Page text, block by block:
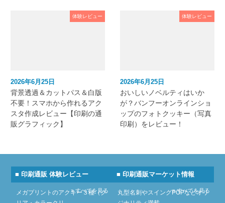
体験レビュー
2026年6月25日
背景透過＆カットパス＆白版
不要！スマホから作れるアク
スタ作成レビュー【印刷の通
販グラフィック】
体験レビュー
2026年6月25日
おいしいノベルティはいか
が？バンフーオンラインショ
ップのフォトクッキー（写真
印刷）をレビュー！
■ 印刷通販 体験レビュー
» すべてを見る
メガプリントのアクキー３種（ク
■ 印刷通販マーケット情報
» すべてを見る
丸型名刺やスイングPOPなどオリ